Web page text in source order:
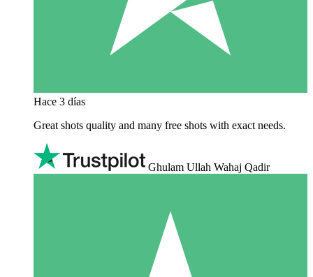
Hace 3 días
Great shots quality and many free shots with exact needs.
Ghulam Ullah Wahaj Qadir